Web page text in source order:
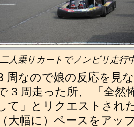
二人乗りカートでノンビリ走行
周なので娘の反応を見
3 周走った所、 「全然
て」とリクエストされ
大幅に）ペースをアッ